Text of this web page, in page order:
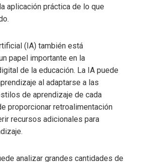
aplicación práctica de lo que
(IA) también está
papel importante en la
de la educación. La IA puede
al adaptarse a las
de aprendizaje de cada
proporcionar retroalimentación
recursos adicionales para
analizar grandes cantidades de